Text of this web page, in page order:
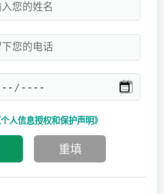
人信息授权和保护声明》